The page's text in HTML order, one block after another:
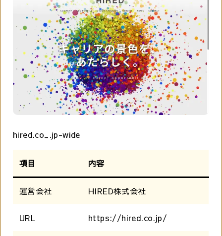
hired.co_.jp-wide
項目 内容
運営会社 HIRED株式会社
URL https://hired.co.jp/